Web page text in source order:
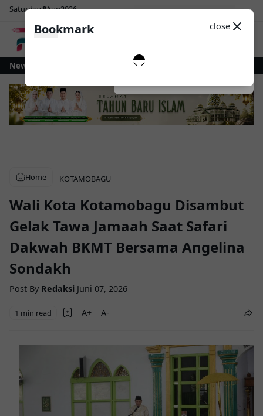
Saturday8Aug2026
Light
News Gelontorkan Rp1 Miliar untuk Revitalisasi Alun-Alun Paloko
Home KOTAMOBAGU
Wali Kota Kotamobagu Disambut
Gelak Tawa Jamaah Saat Safari
Dakwah BKMT Bersama Angelina
Sondakh
Post By Redaksi Juni 07, 2026
1 min read
Bookmark close